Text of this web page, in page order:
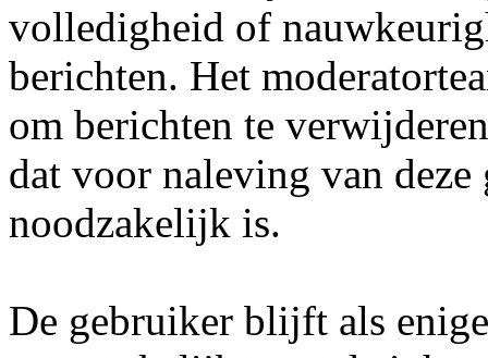
volledigheid of
berichten. Het
om berichten te
dat voor naleving van
noodzakelijk is.
De gebruiker blijft als